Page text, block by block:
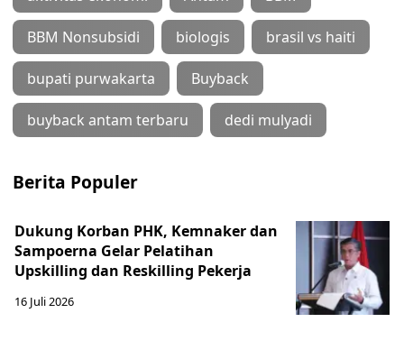
BBM Nonsubsidi biologis brasil vs haiti
bupati purwakarta Buyback
buyback antam terbaru dedi mulyadi
Berita Populer
Dukung Korban PHK, Kemnaker dan
Sampoerna Gelar Pelatihan
Upskilling dan Reskilling Pekerja
16 Juli 2026